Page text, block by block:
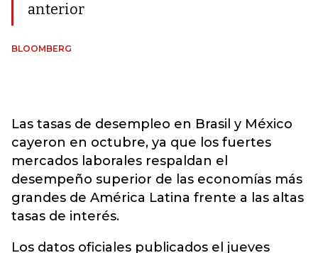
anterior
BLOOMBERG
Las tasas de desempleo en Brasil y México
cayeron en octubre, ya que los fuertes
mercados laborales respaldan el
desempeño superior de las economías más
grandes de América Latina frente a las altas
tasas de interés.
Los datos oficiales publicados el jueves